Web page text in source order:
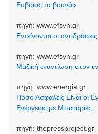
Ευβοίας τα βουνά»
πηγή: www.efsyn.gr
Εντείνονται οι
πηγή: www.efsyn.gr
Μαζική εναντίωση στον
πηγή: www.energia.gr
Πόσο Ασφαλείς Είναι οι
Ενέργειας με Μπαταρίες;
πηγή: thepressproject.gr